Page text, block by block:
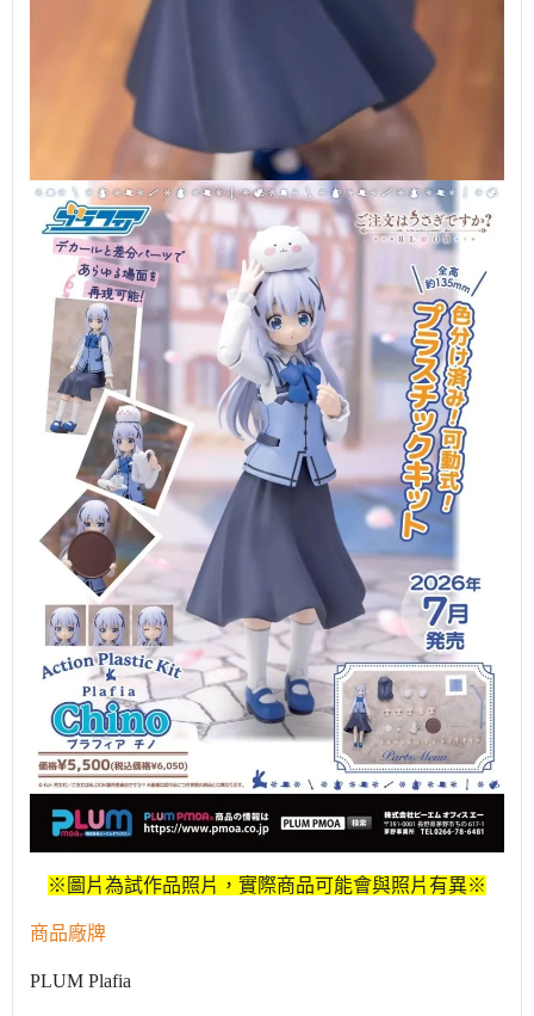
※圖片為試作品照片，實際商品可能會與照片有異※
商品廠牌
PLUM Plafia